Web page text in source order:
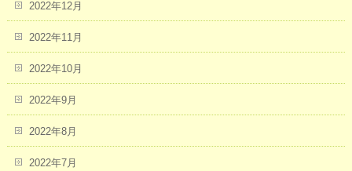
2022年12月
2022年11月
2022年10月
2022年9月
2022年8月
2022年7月